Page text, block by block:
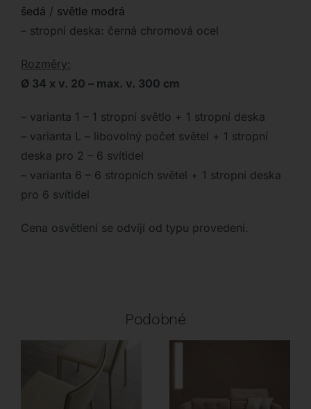
šedá / světle modrá
– stropní deska: černá chromová ocel
Rozměry:
Ø 34 x v. 20 – max. v. 300 cm
– varianta 1 – 1 stropní světlo + 1 stropní deska
– varianta L – libovolný počet světel + 1 stropní
deska pro 2 – 6 svítidel
– varianta 6 – 6 stropních světel + 1 stropní deska
pro 6 svítidel
Cena osvětlení se odvíjí od typu provedení.
Podobné